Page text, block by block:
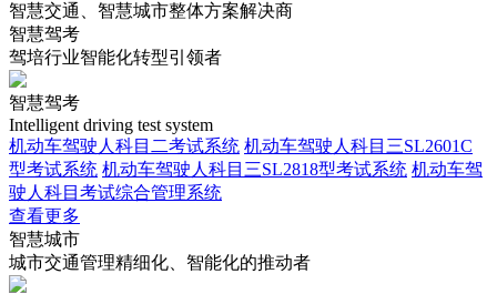
智慧交通、智慧城市整体方案解决商
智慧驾考
驾培行业智能化转型引领者
智慧驾考
Intelligent driving test system
机动车驾驶人科目二考试系统 机动车驾驶人科目三SL2601C
型考试系统 机动车驾驶人科目三SL2818型考试系统 机动车驾
驶人科目考试综合管理系统
查看更多
智慧城市
城市交通管理精细化、智能化的推动者